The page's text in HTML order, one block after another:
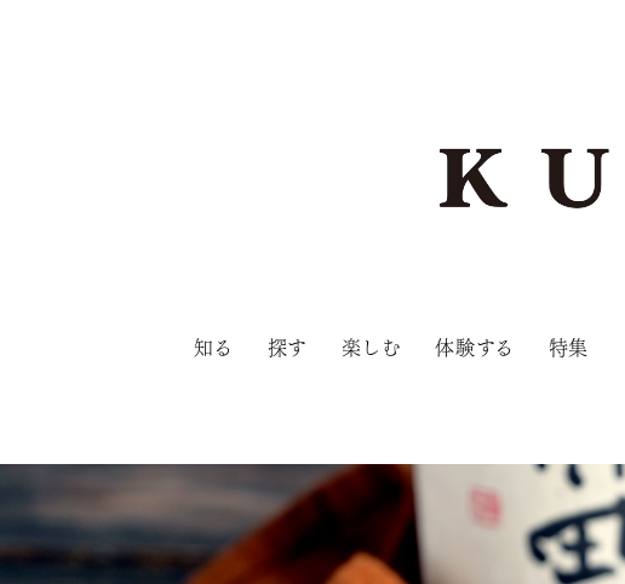
知る 探す 楽しむ 体験する 特集